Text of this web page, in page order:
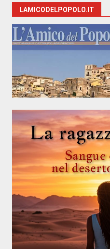
LAMICODELPOPOLO.IT